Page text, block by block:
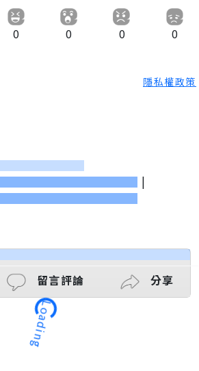
0 0 0 0
隱私權政策
|
留言評論 分享
Loading